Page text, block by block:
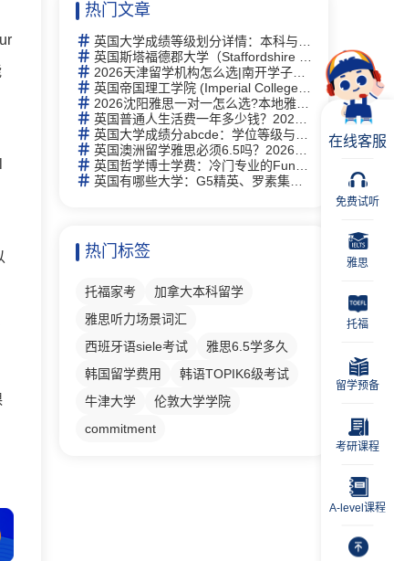
热门文章
英国大学成绩等级划分详情：本科与硕士学位等级详解及中英对照
英国斯塔福德郡大学（Staffordshire University）研究生有什么专业
2026天津留学机构怎么选|南开学子走访 6 家门店，新航道线下完整体验记录
英国帝国理工学院 (Imperial College London)留学指南：2026全球第2、专业及申请全攻略
2026沈阳雅思一对一怎么选?本地雅思培训择校思路全梳理
英国普通人生活费一年多少钱？2026年最新生活成本全解析
英国大学成绩分abcde：学位等级与评分体系完全指南
英国澳洲留学雅思必须6.5吗？2026年最新要求详解与替代方案
英国哲学博士学费：冷门专业的Funding机会与申请策略
英国有哪些大学：G5精英、罗素集团及热门院校详解
热门标签
托福家考
加拿大本科留学
雅思听力场景词汇
西班牙语siele考试
雅思6.5学多久
韩国留学费用
韩语TOPIK6级考试
牛津大学
伦敦大学学院
commitment
在线客服
免费试听
雅思
托福
留学预备
考研课程
A-level课程